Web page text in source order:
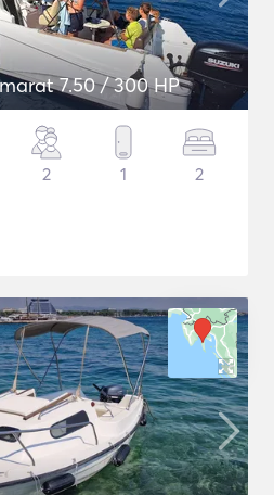
7.50 / 300 HP
2 1 2